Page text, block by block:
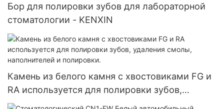
Бор для полировки зубов для лабораторной
стоматологии - KENXIN
Камень из белого камня с хвостовиками FG и
RA используется для полировки зубов,
удаления смолы, наполнителей и полировки.